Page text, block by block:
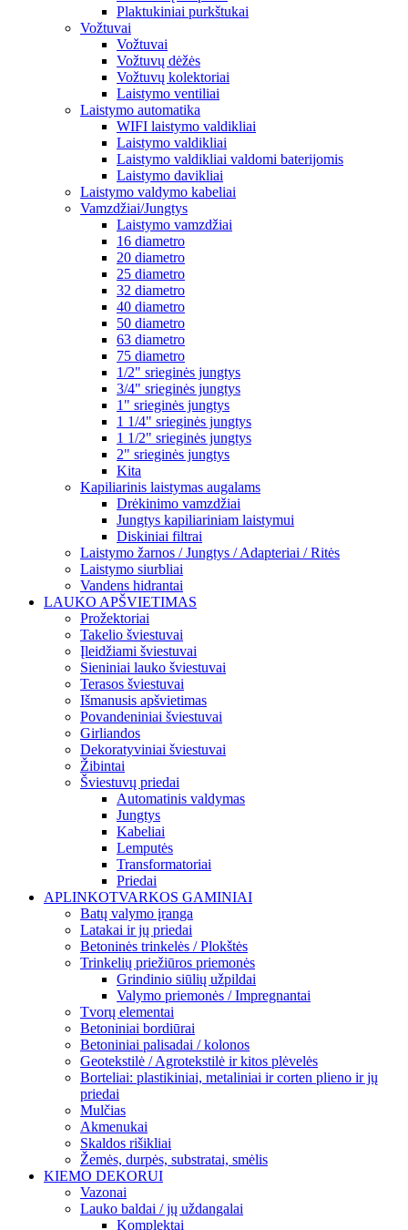
Plaktukiniai purkštukai
Vožtuvai
Vožtuvai
Vožtuvų dėžės
Vožtuvų kolektoriai
Laistymo ventiliai
Laistymo automatika
WIFI laistymo valdikliai
Laistymo valdikliai
Laistymo valdikliai valdomi baterijomis
Laistymo davikliai
Laistymo valdymo kabeliai
Vamzdžiai/Jungtys
Laistymo vamzdžiai
16 diametro
20 diametro
25 diametro
32 diametro
40 diametro
50 diametro
63 diametro
75 diametro
1/2" srieginės jungtys
3/4" srieginės jungtys
1" srieginės jungtys
1 1/4" srieginės jungtys
1 1/2" srieginės jungtys
2" srieginės jungtys
Kita
Kapiliarinis laistymas augalams
Drėkinimo vamzdžiai
Jungtys kapiliariniam laistymui
Diskiniai filtrai
Laistymo žarnos / Jungtys / Adapteriai / Ritės
Laistymo siurbliai
Vandens hidrantai
LAUKO APŠVIETIMAS
Prožektoriai
Takelio šviestuvai
Įleidžiami šviestuvai
Sieniniai lauko šviestuvai
Terasos šviestuvai
Išmanusis apšvietimas
Povandeniniai šviestuvai
Girliandos
Dekoratyviniai šviestuvai
Žibintai
Šviestuvų priedai
Automatinis valdymas
Jungtys
Kabeliai
Lemputės
Transformatoriai
Priedai
APLINKOTVARKOS GAMINIAI
Batų valymo įranga
Latakai ir jų priedai
Betoninės trinkelės / Plokštės
Trinkelių priežiūros priemonės
Grindinio siūlių užpildai
Valymo priemonės / Impregnantai
Tvorų elementai
Betoniniai bordiūrai
Betoniniai palisadai / kolonos
Geotekstilė / Agrotekstilė ir kitos plėvelės
Borteliai: plastikiniai, metaliniai ir corten plieno ir jų
priedai
Mulčias
Akmenukai
Skaldos rišikliai
Žemės, durpės, substratai, smėlis
KIEMO DEKORUI
Vazonai
Lauko baldai / jų uždangalai
Komplektai